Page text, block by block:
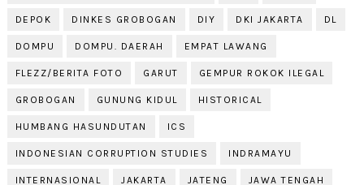
DEPOK DINKES GROBOGAN DIY DKI JAKARTA DL
DOMPU DOMPU. DAERAH EMPAT LAWANG
FLEZZ/BERITA FOTO GARUT GEMPUR ROKOK ILEGAL
GROBOGAN GUNUNG KIDUL HISTORICAL
HUMBANG HASUNDUTAN ICS
INDONESIAN CORRUPTION STUDIES INDRAMAYU
INTERNASIONAL JAKARTA JATENG JAWA TENGAH